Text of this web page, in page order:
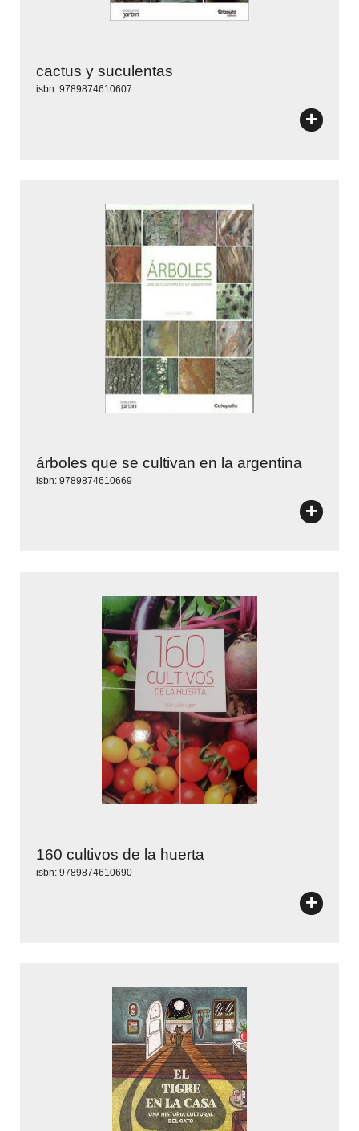
cactus y suculentas
isbn: 9789874610607
+
árboles que se cultivan en la argentina
isbn: 9789874610669
+
160 cultivos de la huerta
isbn: 9789874610690
+